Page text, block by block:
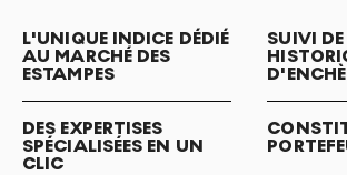
L'UNIQUE INDICE DÉDIÉ
AU MARCHÉ DES
ESTAMPES
SUIVI
DES EXPERTISES
SPÉCIALISÉES EN UN
CLIC